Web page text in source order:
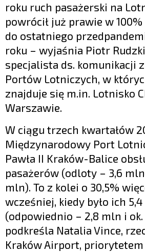
roku ruch pasażerski na
powrócił już prawie w
do ostatniego
roku – wyjaśnia Piotr
specjalista ds. komunikacji
Portów Lotniczych, w
znajduje się m.in. Lotnisko
Warszawie.
W ciągu trzech kwartałów
Międzynarodowy Port
Pawła II Kraków-Balice
pasażerów (odloty – 3,6
mln). To z kolei o 30,5%
wcześniej, kiedy było ich
(odpowiednio – 2,8 mln i ok.
podkreśla Natalia Vince,
Kraków Airport,